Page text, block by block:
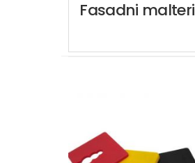
Fasadni malteri